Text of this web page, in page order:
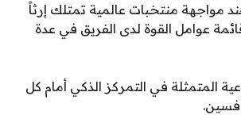
مواجهة منتخبات عالمية تمتلك إرثاً
عوامل القوة لدى الفريق في عدة
المتمثلة في التمركز الذكي أمام كل